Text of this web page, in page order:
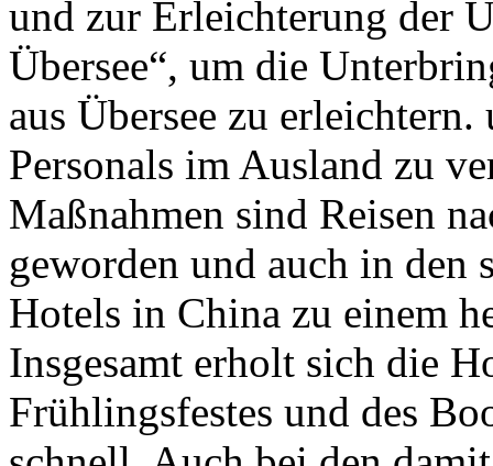
und zur Erleichterung der
Übersee“, um die
aus Übersee zu
Personals im Ausland zu
Maßnahmen sind Reisen
geworden und auch in
Hotels in China zu einem
Insgesamt erholt sich die
Frühlingsfestes und des